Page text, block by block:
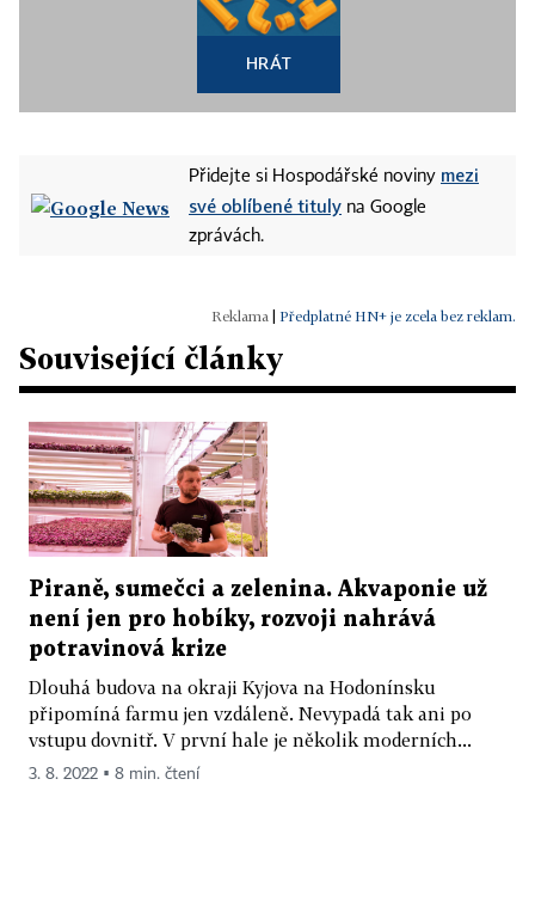
HRÁT
Přidejte si Hospodářské noviny mezi
své oblíbené tituly na Google
zprávách.
Předplatné HN+ je zcela bez reklam.
Související články
Piraně, sumečci a zelenina. Akvaponie už
není jen pro hobíky, rozvoji nahrává
potravinová krize
Dlouhá budova na okraji Kyjova na Hodonínsku
připomíná farmu jen vzdáleně. Nevypadá tak ani po
vstupu dovnitř. V první hale je několik moderních...
3. 8. 2022 ▪ 8 min. čtení